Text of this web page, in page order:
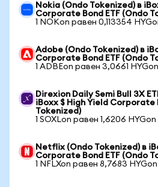
Nokia (Ondo Tokenized) в
Corporate Bond ETF (Ondo
1 NOKon равен 0,113354
Adobe (Ondo Tokenized) в
Corporate Bond ETF (Ondo
1 ADBEon равен 3,0661 HYGon
Direxion Daily Semi Bull 3X
iBoxx $ High Yield Corporate
Tokenized)
1 SOXLon равен 1,6206 HYGon
Netflix (Ondo Tokenized) в
Corporate Bond ETF (Ondo
1 NFLXon равен 8,7683 HYGon